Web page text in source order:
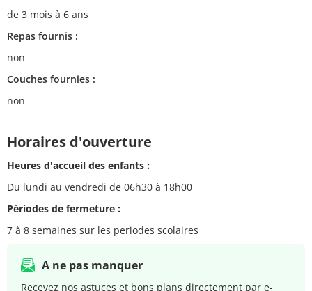
de 3 mois à 6 ans
Repas fournis :
non
Couches fournies :
non
Horaires d'ouverture
Heures d'accueil des enfants :
Du lundi au vendredi de 06h30 à 18h00
Périodes de fermeture :
7 à 8 semaines sur les periodes scolaires
A ne pas manquer
Recevez nos astuces et bons plans directement par e-